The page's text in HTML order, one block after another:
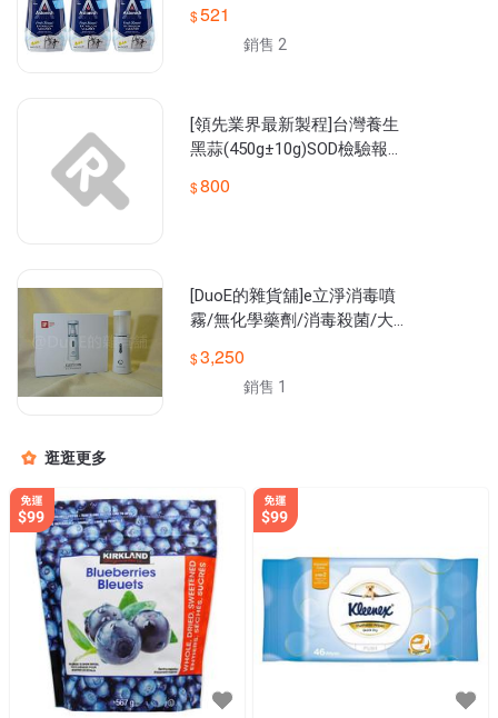
521
銷售 2
[領先業界最新製程]台灣養生
黑蒜(450g±10g)SOD檢驗報告
熟成
800
[DuoE的雜貨舖]e立淨消毒噴
霧/無化學藥劑/消毒殺菌/大
3,250
銷售 1
逛逛更多